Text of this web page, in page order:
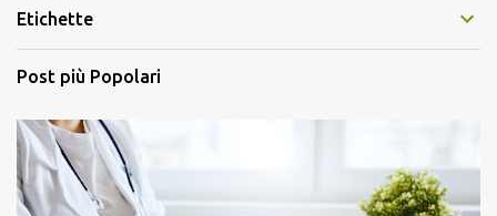
Etichette
Post più Popolari